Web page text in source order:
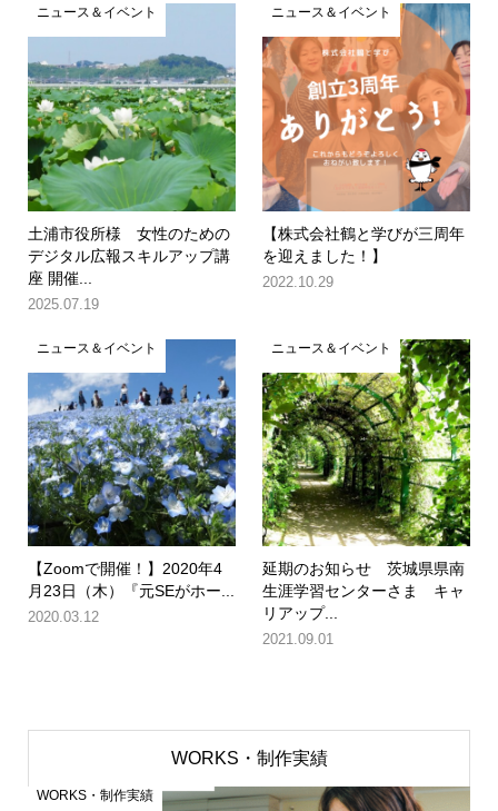
ニュース＆イベント
土浦市役所様 女性のための
デジタル広報スキルアップ講
座 開催...
2025.07.19
ニュース＆イベント
【株式会社鶴と学びが三周年
を迎えました！】
2022.10.29
ニュース＆イベント
【Zoomで開催！】2020年4
月23日（木）『元SEがホー...
2020.03.12
ニュース＆イベント
延期のお知らせ 茨城県県南
生涯学習センターさま キャ
リアップ...
2021.09.01
WORKS・制作実績
WORKS・制作実績